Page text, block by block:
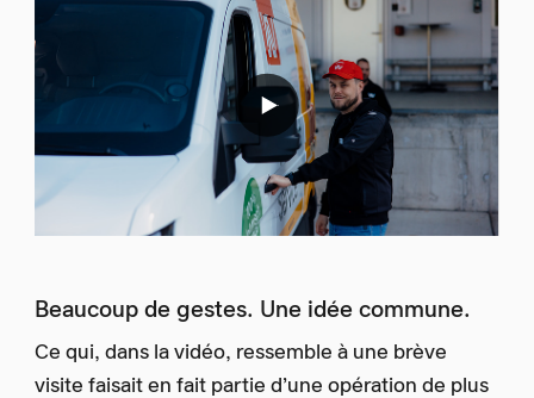
Beaucoup de gestes. Une idée commune.
Ce qui, dans la vidéo, ressemble à une brève
visite faisait en fait partie d’une opération de plus